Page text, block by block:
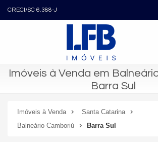
CRECI/SC 6.388-J
Imóveis à Venda em
Barra Sul
Imóveis à Venda
Santa Catarina
Balneário Camboriú
Barra Sul